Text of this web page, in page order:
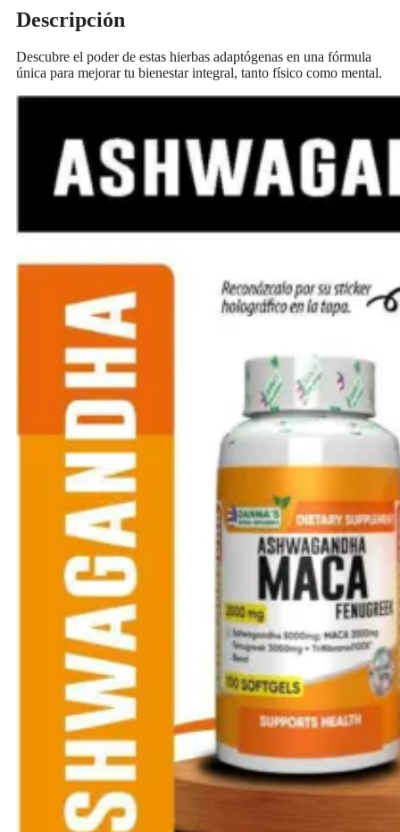
Descripción
Descubre el poder de estas hierbas adaptógenas en una fórmula
única para mejorar tu bienestar integral, tanto físico como mental.